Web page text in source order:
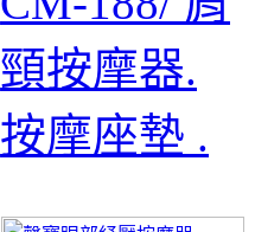
頸按摩器.
按摩座墊 .